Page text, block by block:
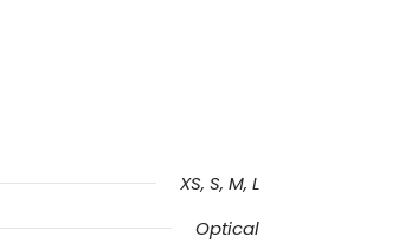
XS, S, M, L
Optical